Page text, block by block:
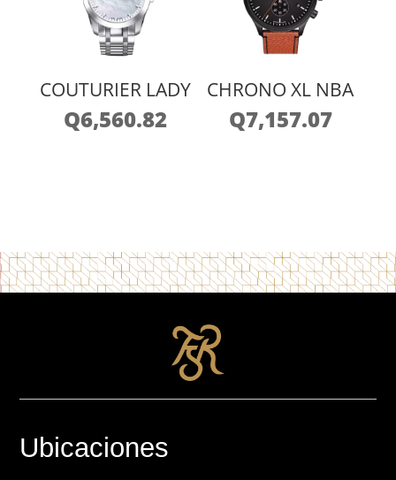
COUTURIER LADY
Q6,560.82
CHRONO XL NBA
Q7,157.07
Ubicaciones